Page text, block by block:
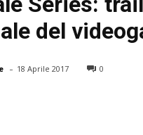
del
- 18 Aprile 2017 0